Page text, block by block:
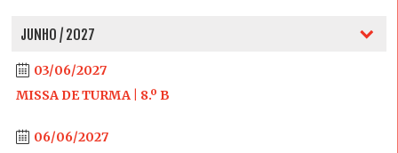
JUNHO / 2027
03/06/2027
MISSA DE TURMA | 8.º B
06/06/2027